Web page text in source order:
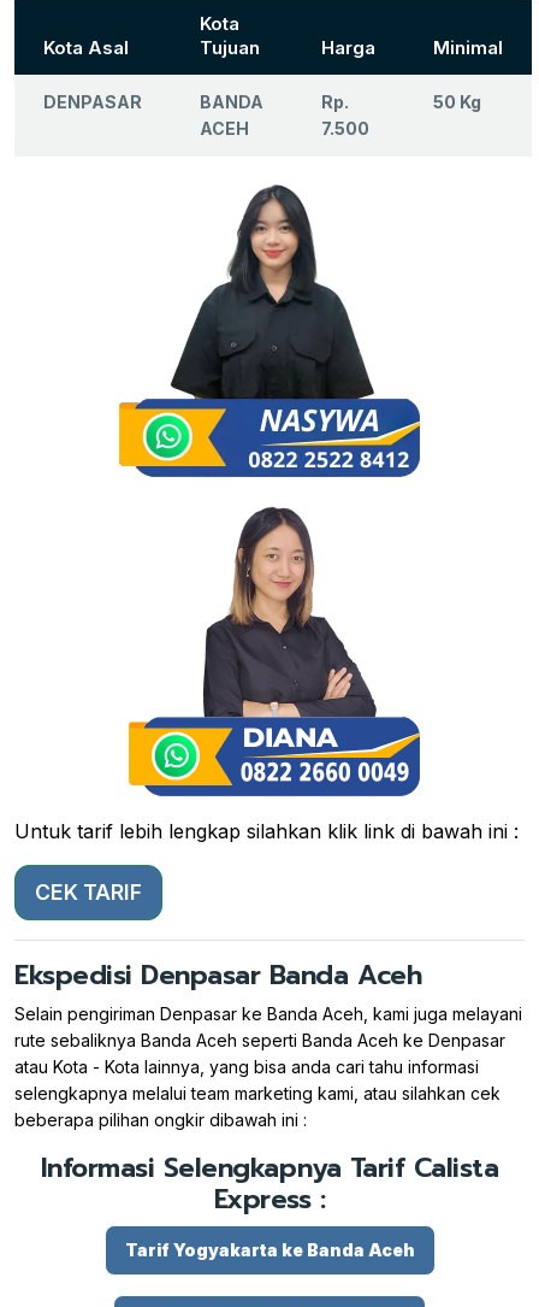
Kota Asal
Kota
Tujuan
Harga Minimal
DENPASAR
BANDA
ACEH
Rp.
7.500
50 Kg
Untuk tarif lebih lengkap silahkan klik link di bawah ini :
CEK TARIF
Ekspedisi Denpasar Banda Aceh
Selain pengiriman Denpasar ke Banda Aceh, kami juga melayani
rute sebaliknya Banda Aceh seperti Banda Aceh ke Denpasar
atau Kota - Kota lainnya, yang bisa anda cari tahu informasi
selengkapnya melalui team marketing kami, atau silahkan cek
beberapa pilihan ongkir dibawah ini :
Informasi Selengkapnya Tarif Calista
Express :
Tarif Yogyakarta ke Banda Aceh